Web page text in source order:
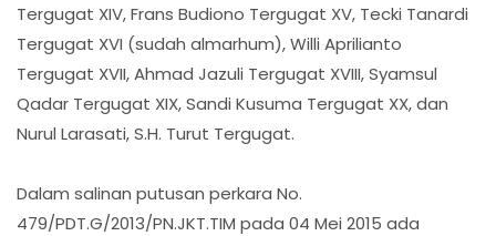
Tergugat XIV, Frans Budiono Tergugat XV, Tecki Tanardi
Tergugat XVI (sudah almarhum), Willi Aprilianto
Tergugat XVII, Ahmad Jazuli Tergugat XVIII, Syamsul
Qadar Tergugat XIX, Sandi Kusuma Tergugat XX, dan
Nurul Larasati, S.H. Turut Tergugat.
Dalam salinan putusan perkara No.
479/PDT.G/2013/PN.JKT.TIM pada 04 Mei 2015 ada